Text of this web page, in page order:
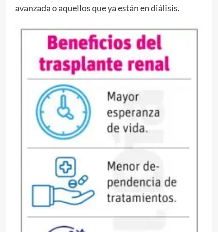
avanzada o aquellos que ya están en diálisis.